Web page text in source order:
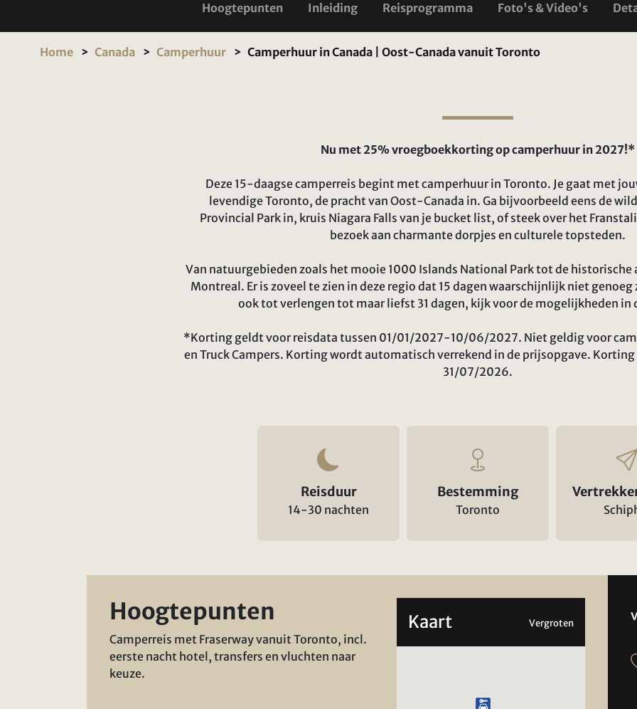
Hoogtepunten Inleiding Reisprogramma Foto's & Video's
Home Canada Camperhuur Camperhuur in Canada | Oost-Canada vanuit Toronto
Nu met 25% vroegboekkorting op camperhuur in 2027!*
Deze 15-daagse camperreis begint met camperhuur in Toronto. Je gaat met
levendige Toronto, de pracht van Oost-Canada in. Ga bijvoorbeeld eens de
Provincial Park in, kruis Niagara Falls van je bucket list, of steek over het
bezoek aan charmante dorpjes en culturele topsteden.
Van natuurgebieden zoals het mooie 1000 Islands National Park tot de
Montreal. Er is zoveel te zien in deze regio dat 15 dagen waarschijnlijk niet genoeg
ook tot verlengen tot maar liefst 31 dagen, kijk voor de mogelijkheden in
*Korting geldt voor reisdata tussen 01/01/2027-10/06/2027. Niet geldig voor
en Truck Campers. Korting wordt automatisch verrekend in de prijsopgave.
31/07/2026.
Reisduur
14-30 nachten
Bestemming
Toronto
Hoogtepunten
Camperreis met Fraserway vanuit Toronto, incl.
eerste nacht hotel, transfers en vluchten naar
keuze.
Kaart Vergroten